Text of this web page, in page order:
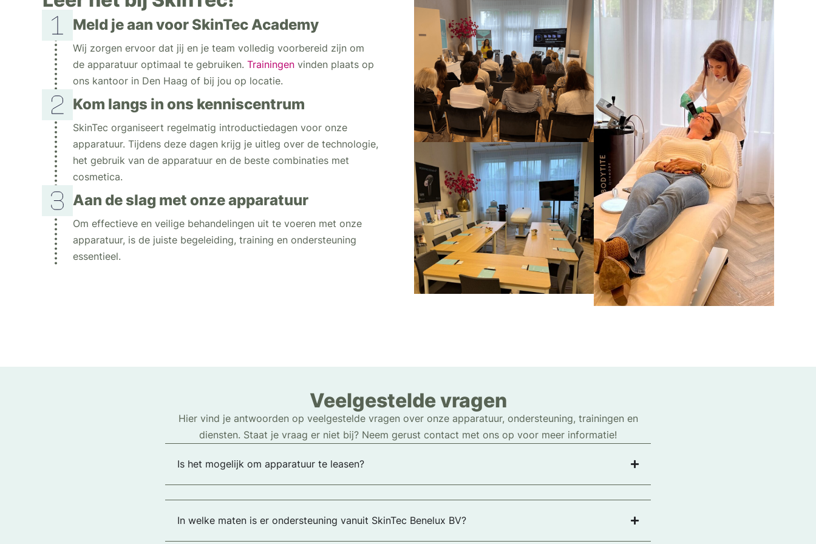
Meld je aan voor SkinTec Academy
Wij zorgen ervoor dat jij en je team volledig voorbereid zijn om
de apparatuur optimaal te gebruiken. Trainingenvinden plaats op
ons kantoor in Den Haag of bij jou op locatie.
Kom langs in ons kenniscentrum
SkinTec organiseert regelmatig introductiedagen voor onze
apparatuur. Tijdens deze dagen krijg je uitleg over de technologie,
het gebruik van de apparatuur en de beste combinaties met
cosmetica.
Aan de slag met onze apparatuur
Om effectieve en veilige behandelingen uit te voeren met onze
apparatuur, is de juiste begeleiding, training en ondersteuning
essentieel.
Veelgestelde vragen
Hier vind je antwoorden op veelgestelde vragen over onze apparatuur, ondersteuning, trainingen en
diensten. Staat je vraag er niet bij? Neem gerust contact met ons op voor meer informatie!
Is het mogelijk om apparatuur te leasen?
In welke maten is er ondersteuning vanuit SkinTec Benelux BV?